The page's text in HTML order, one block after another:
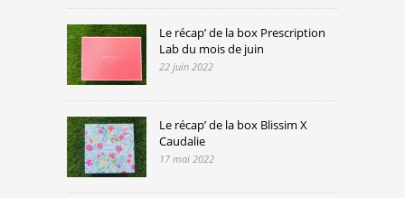
Le récap’ de la box Prescription
Lab du mois de juin
22 juin 2022
Le récap’ de la box Blissim X
Caudalie
17 mai 2022